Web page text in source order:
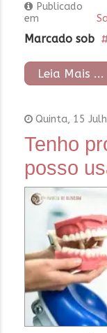
Publicado
em
Marcado sob
Leia Mais ...
Quinta, 15
Tenho
posso